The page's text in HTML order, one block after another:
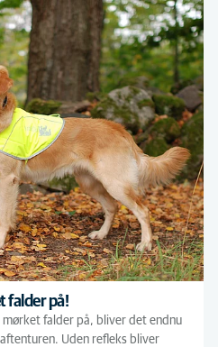
falder på!
mørket falder på, bliver det endnu
Uden refleks bliver